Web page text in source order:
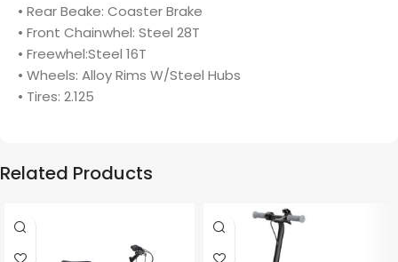
• Rear Beake: Coaster Brake
• Front Chainwhel: Steel 28T
• Freewhel:Steel 16T
• Wheels: Alloy Rims W/Steel Hubs
• Tires: 2.125
Related Products